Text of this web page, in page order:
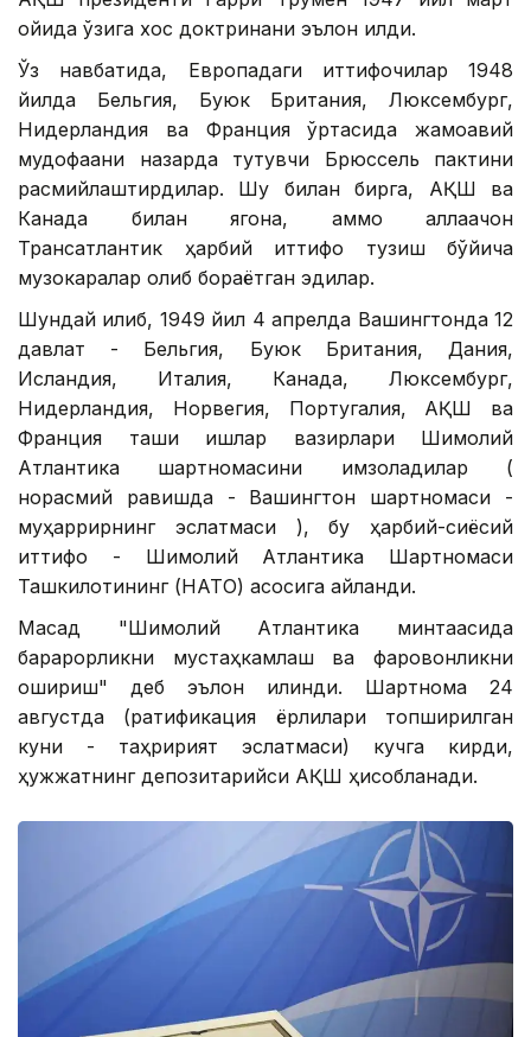
ойида ўзига хос доктринани эълон қилди.
Ўз навбатида, Европадаги иттифоқчилар 1948
йилда Бельгия, Буюк Британия, Люксембург,
Нидерландия ва Франция ўртасида жамоавий
мудофаани назарда тутувчи Брюссель пактини
расмийлаштирдилар. Шу билан бирга, АҚШ ва
Канада билан ягона, аммо аллақачон
Трансатлантик ҳарбий иттифоқ тузиш бўйича
музокаралар олиб бораётган эдилар.
Шундай қилиб, 1949 йил 4 апрелда Вашингтонда 12
давлат - Бельгия, Буюк Британия, Дания,
Исландия, Италия, Канада, Люксембург,
Нидерландия, Норвегия, Португалия, АҚШ ва
Франция ташқи ишлар вазирлари Шимолий
Атлантика шартномасини имзоладилар (
норасмий равишда - Вашингтон шартномаси -
муҳаррирнинг эслатмаси ), бу ҳарбий-сиёсий
иттифоқ - Шимолий Атлантика Шартномаси
Ташкилотининг (НАТО) асосига айланди.
Мақсад "Шимолий Атлантика минтақасида
барқарорликни мустаҳкамлаш ва фаровонликни
ошириш" деб эълон қилинди. Шартнома 24
августда (ратификация ёрлиқлари топширилган
куни - таҳририят эслатмаси) кучга кирди,
ҳужжатнинг депозитарийси АҚШ ҳисобланади.